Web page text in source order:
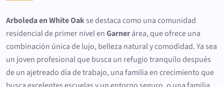
Arboleda en White Oakse destaca como una comunidad
residencial de primer nivel enGarnerárea, que ofrece una
combinación única de lujo, belleza natural y comodidad. Ya sea
un joven profesional que busca un refugio tranquilo después
de un ajetreado día de trabajo, una familia en crecimiento que